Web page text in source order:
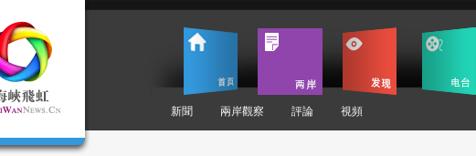
新聞 兩岸觀察 評論 視頻